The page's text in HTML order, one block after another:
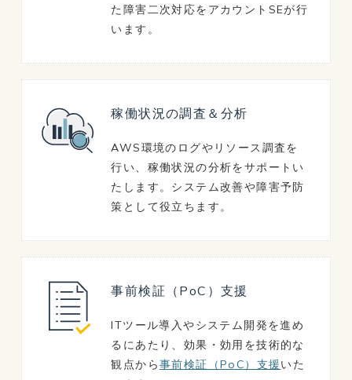
た障害二次対応をアカウントSEが行
います。
稼働状況の調査＆分析
AWS環境のログやリソース調査を
行い、稼働状況の分析をサポートい
たします。システム改善や障害予防
策として役立ちます。
事前検証（PoC）支援
ITツール導入やシステム開発を進め
るにあたり、効果・効用を技術的な
観点から事前検証（PoC）支援いた